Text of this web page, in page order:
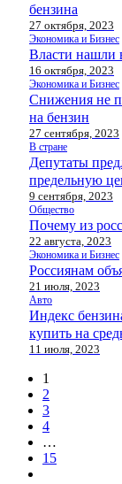
бензина
27 октября, 2023
Экономика и Бизнес
Власти нашли
16 октября, 2023
Экономика и Бизнес
Снижения не
на бензин
27 сентября, 2023
В стране
Депутаты
предельную
9 сентября, 2023
Общество
Почему из
22 августа, 2023
Экономика и Бизнес
Россиянам
21 июля, 2023
Авто
Индекс
купить на
11 июля, 2023
1
2
3
4
…
15